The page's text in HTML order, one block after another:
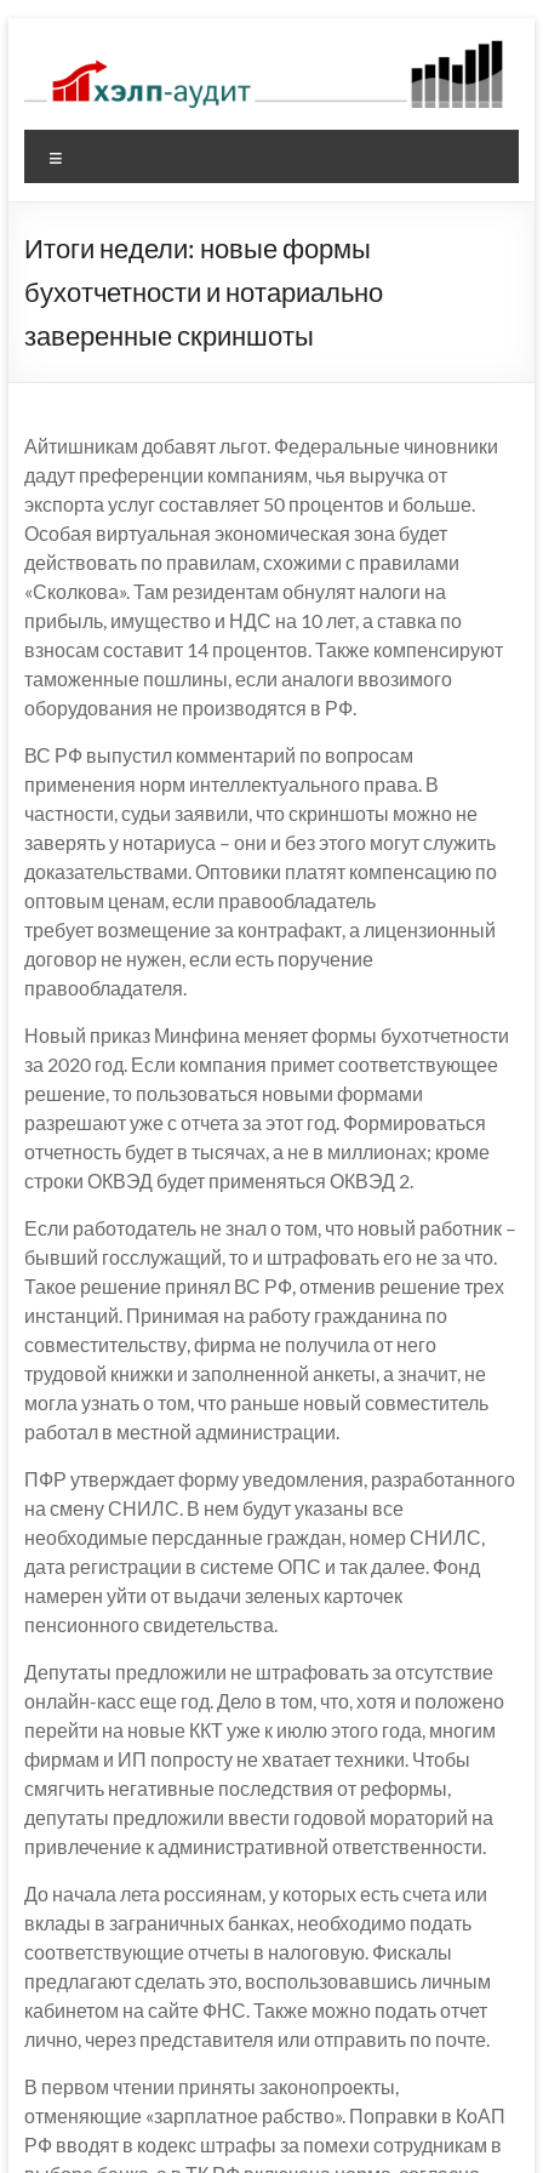
содержимому
Итоги недели: новые формы
бухотчетности и нотариально
заверенные скриншоты
Айтишникам добавят льгот. Федеральные чиновники
дадут преференции компаниям, чья выручка от
экспорта услуг составляет 50 процентов и больше.
Особая виртуальная экономическая зона будет
действовать по правилам, схожими с правилами
«Сколкова». Там резидентам обнулят налоги на
прибыль, имущество и НДС на 10 лет, а ставка по
взносам составит 14 процентов. Также компенсируют
таможенные пошлины, если аналоги ввозимого
оборудования не производятся в РФ.
ВС РФ выпустил комментарий по вопросам
применения норм интеллектуального права. В
частности, судьи заявили, что скриншоты можно не
заверять у нотариуса – они и без этого могут служить
доказательствами. Оптовики платят компенсацию по
оптовым ценам, если правообладатель
требует возмещение за контрафакт, а лицензионный
договор не нужен, если есть поручение
правообладателя.
Новый приказ Минфина меняет формы бухотчетности
за 2020 год. Если компания примет соответствующее
решение, то пользоваться новыми формами
разрешают уже с отчета за этот год. Формироваться
отчетность будет в тысячах, а не в миллионах; кроме
строки ОКВЭД будет применяться ОКВЭД 2.
Если работодатель не знал о том, что новый работник –
бывший госслужащий, то и штрафовать его не за что.
Такое решение принял ВС РФ, отменив решение трех
инстанций. Принимая на работу гражданина по
совместительству, фирма не получила от него
трудовой книжки и заполненной анкеты, а значит, не
могла узнать о том, что раньше новый совместитель
работал в местной администрации.
ПФР утверждает форму уведомления, разработанного
на смену СНИЛС. В нем будут указаны все
необходимые персданные граждан, номер СНИЛС,
дата регистрации в системе ОПС и так далее. Фонд
намерен уйти от выдачи зеленых карточек
пенсионного свидетельства.
Депутаты предложили не штрафовать за отсутствие
онлайн-касс еще год. Дело в том, что, хотя и положено
перейти на новые ККТ уже к июлю этого года, многим
фирмам и ИП попросту не хватает техники. Чтобы
смягчить негативные последствия от реформы,
депутаты предложили ввести годовой мораторий на
привлечение к административной ответственности.
До начала лета россиянам, у которых есть счета или
вклады в заграничных банках, необходимо подать
соответствующие отчеты в налоговую. Фискалы
предлагают сделать это, воспользовавшись личным
кабинетом на сайте ФНС. Также можно подать отчет
лично, через представителя или отправить по почте.
В первом чтении приняты законопроекты,
отменяющие «зарплатное рабство». Поправки в КоАП
РФ вводят в кодекс штрафы за помехи сотрудникам в